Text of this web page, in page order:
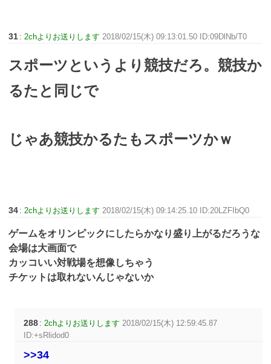
31 : 2chよりお送りします 2018/02/15(木) 09:13:01.50 ID:09DlNb/T0
スポーツというより競技だろ。競技か
るたと同じで
じゃあ競技かるたもスポーツかｗ
34 :2chよりお送りします 2018/02/15(木) 09:14:25.10 ID:20LZFIbQ0
ゲームをオリンピックにしたらかなり盛り上がるだろうな
会場は大画面で
カッコいい対戦場を想像しちゃう
チケットは取れないんじゃないか
288 :2chよりお送りします 2018/02/15(木) 12:59:45.87
ID:+sRlidod0
>>34